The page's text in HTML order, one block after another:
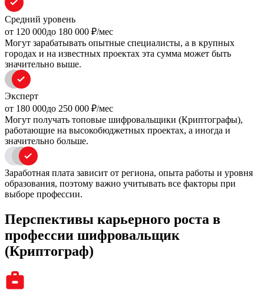
Средний уровень
oт 120 000до 180 000 ₽/мес
Могут зарабатывать опытные специалисты, а в крупных
городах и на известных проектах эта сумма может быть
значительно выше.
Эксперт
oт 180 000до 250 000 ₽/мес
Могут получать топовые шифровальщики (Криптографы),
работающие на высокобюджетных проектах, а иногда и
значительно больше.
Заработная плата зависит от региона, опыта работы и уровня
образования, поэтому важно учитывать все факторы при
выборе профессии.
Перспективы карьерного роста в
профессии шифровальщик
(Криптограф)